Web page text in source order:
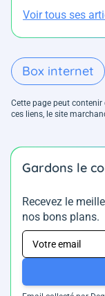
Voir tous ses
Box internet
Cette page peut contenir
ces liens, le site
Gardons le
Recevez le
nos bons plans.